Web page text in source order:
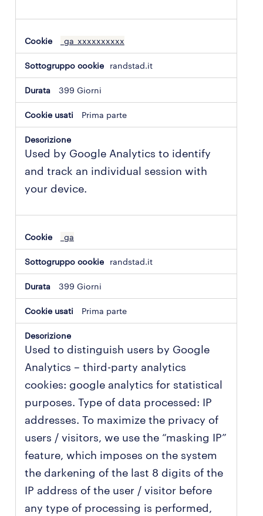
_ga_xxxxxxxxxx
randstad.it
399 Giorni
Prima parte
Used by Google Analytics to identify
and track an individual session with
your device.
_ga
randstad.it
399 Giorni
Prima parte
Used to distinguish users by Google
Analytics – third-party analytics
cookies: google analytics for statistical
purposes. Type of data processed: IP
addresses. To maximize the privacy of
users / visitors, we use the “masking IP”
feature, which imposes on the system
the darkening of the last 8 digits of the
IP address of the user / visitor before
any type of processing is performed,